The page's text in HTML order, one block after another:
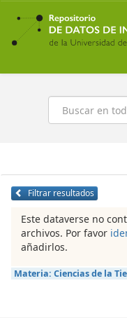
Ir
contenido
principal
Buscar
Filtrar resultados
Este dataverse no
archivos. Por favor
añadirlos.
Materia: Ciencias de la